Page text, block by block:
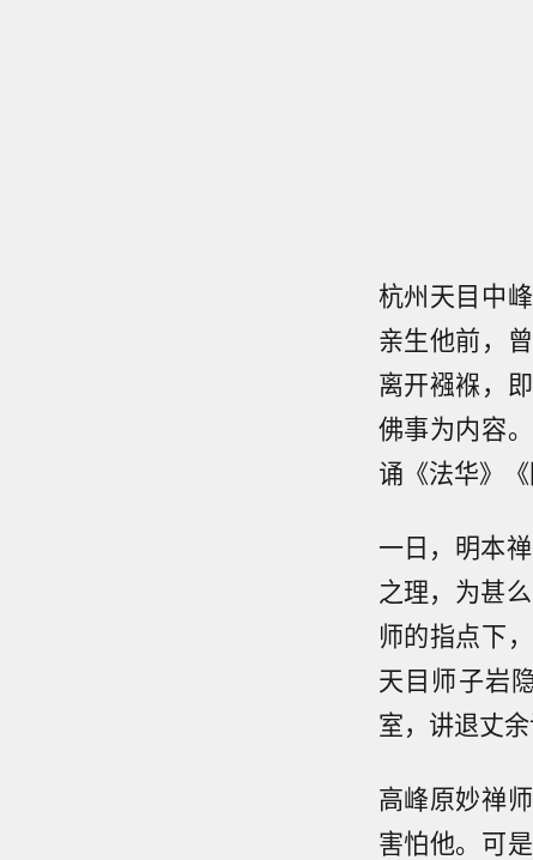
杭州天目中
亲生他前，
离开襁褓，
佛事为内容
诵《法华》
一日，明本
之理，为甚
师的指点下
天目师子岩
室，讲退丈余
高峰原妙禅
害怕他。可